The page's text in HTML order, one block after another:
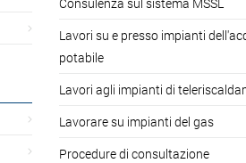
Lavori su e presso impianti
potabile
Lavori agli impianti di
Lavorare su impianti del gas
Procedure di consultazione